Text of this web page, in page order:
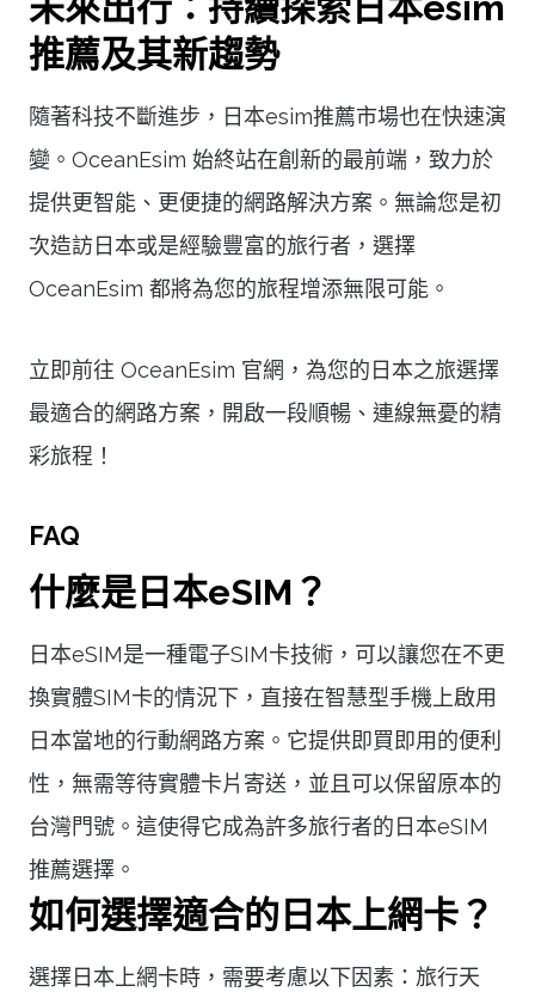
推薦及其新趨勢
隨著科技不斷進步，日本esim推薦市場也在快速演
變。OceanEsim 始終站在創新的最前端，致力於
提供更智能、更便捷的網路解決方案。無論您是初
次造訪日本或是經驗豐富的旅行者，選擇
OceanEsim 都將為您的旅程增添無限可能。
立即前往 OceanEsim 官網，為您的日本之旅選擇
最適合的網路方案，開啟一段順暢、連線無憂的精
彩旅程！
FAQ
什麼是日本eSIM？
日本eSIM是一種電子SIM卡技術，可以讓您在不更
換實體SIM卡的情況下，直接在智慧型手機上啟用
日本當地的行動網路方案。它提供即買即用的便利
性，無需等待實體卡片寄送，並且可以保留原本的
台灣門號。這使得它成為許多旅行者的日本eSIM
推薦選擇。
如何選擇適合的日本上網卡？
選擇日本上網卡時，需要考慮以下因素：旅行天